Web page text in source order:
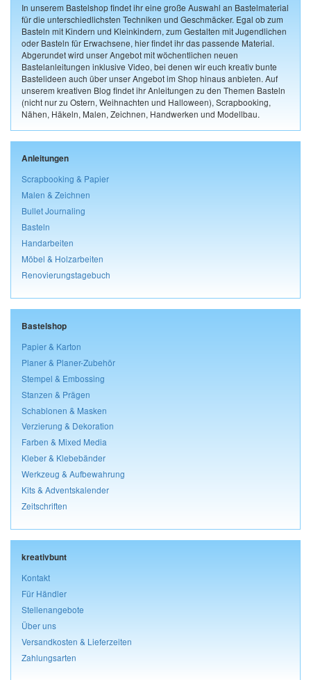
In unserem Bastelshop findet ihr eine große Auswahl an Bastelmaterial
für die unterschiedlichsten Techniken und Geschmäcker. Egal ob zum
Basteln mit Kindern und Kleinkindern, zum Gestalten mit Jugendlichen
oder Basteln für Erwachsene, hier findet ihr das passende Material.
Abgerundet wird unser Angebot mit wöchentlichen neuen
Bastelanleitungen inklusive Video, bei denen wir euch kreativ bunte
Bastelideen auch über unser Angebot im Shop hinaus anbieten. Auf
unserem kreativen Blog findet ihr Anleitungen zu den Themen Basteln
(nicht nur zu Ostern, Weihnachten und Halloween), Scrapbooking,
Nähen, Häkeln, Malen, Zeichnen, Handwerken und Modellbau.
Anleitungen
Scrapbooking & Papier
Malen & Zeichnen
Bullet Journaling
Basteln
Handarbeiten
Möbel & Holzarbeiten
Renovierungstagebuch
Bastelshop
Papier & Karton
Planer & Planer-Zubehör
Stempel & Embossing
Stanzen & Prägen
Schablonen & Masken
Verzierung & Dekoration
Farben & Mixed Media
Kleber & Klebebänder
Werkzeug & Aufbewahrung
Kits & Adventskalender
Zeitschriften
kreativbunt
Kontakt
Für Händler
Stellenangebote
Über uns
Versandkosten & Lieferzeiten
Zahlungsarten